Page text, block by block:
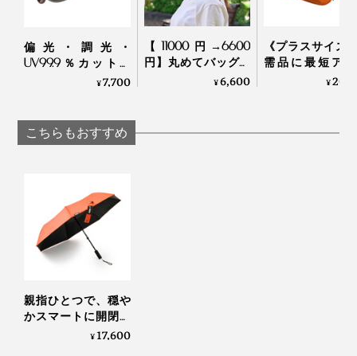
ただし、縫い目から水がしみ出ることがあるので、絶対
濡らしたくないPCなどと一緒に入れるのは避けてくだ
さい。
カラーは「ホワイト」「ネイビー」の2色展開。「ホワ
イト」の方が遮熱機能が約5℃高く、より涼しさを求め
るなら「ホワイト」、汚れにくさを優先するなら「ネイ
偏光・調光・
UV99.9％カットの
「おしゃれグラス」
¥7,700
【11000円→6600
円】丸めてバッグイ
ンOKのデザイナー
¥6,600
《プラスサイズ
需品に最短ア
ス、誰でも整理
¥
こちらもおすすめ
親指ひとつで、穏や
かスマートに開閉す
る「電動フルオート
¥17,600